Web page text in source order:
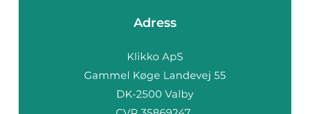
Adress